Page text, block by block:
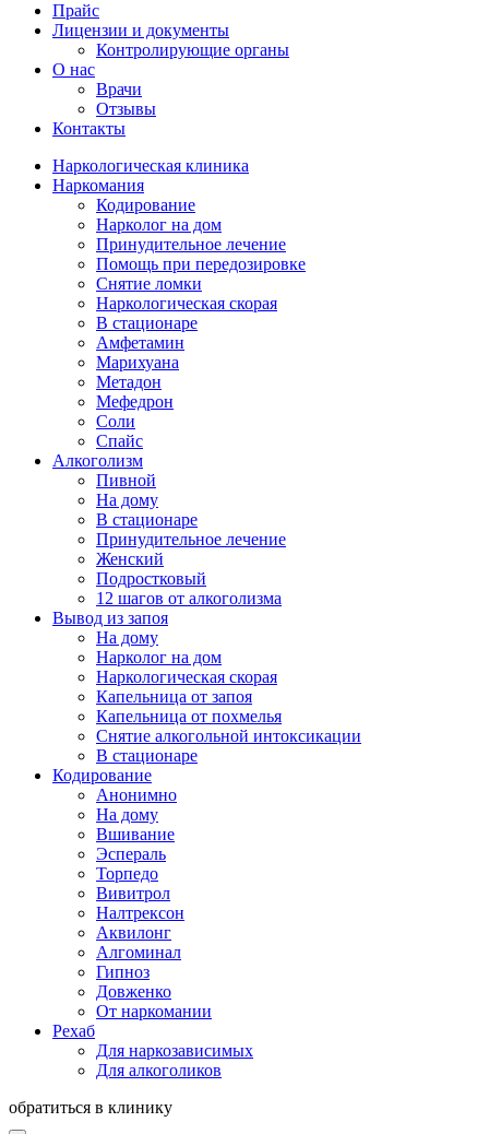
Прайс
Лицензии и документы
Контролирующие органы
О нас
Врачи
Отзывы
Контакты
Наркологическая клиника
Наркомания
Кодирование
Нарколог на дом
Принудительное лечение
Помощь при передозировке
Снятие ломки
Наркологическая скорая
В стационаре
Амфетамин
Марихуана
Метадон
Мефедрон
Соли
Спайс
Алкоголизм
Пивной
На дому
В стационаре
Принудительное лечение
Женский
Подростковый
12 шагов от алкоголизма
Вывод из запоя
На дому
Нарколог на дом
Наркологическая скорая
Капельница от запоя
Капельница от похмелья
Снятие алкогольной интоксикации
В стационаре
Кодирование
Анонимно
На дому
Вшивание
Эспераль
Торпедо
Вивитрол
Налтрексон
Аквилонг
Алгоминал
Гипноз
Довженко
От наркомании
Рехаб
Для наркозависимых
Для алкоголиков
обратиться в клинику